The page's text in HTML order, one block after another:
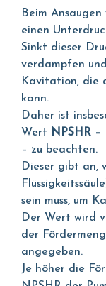
Beim
einen
Sinkt dieser
verdampfen
Kavitation, die
kann.
Daher ist
Wert
NPSHR
– zu beachten.
Dieser gibt an,
sein muss, um
Der Wert wird
der
angegeben.
Je höher die